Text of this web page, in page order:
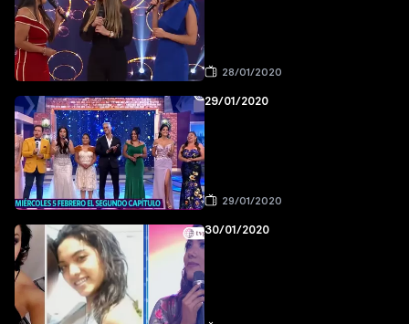
28/01/2020
29/01/2020
29/01/2020
30/01/2020